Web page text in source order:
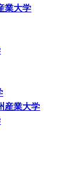
業大学
産業大学